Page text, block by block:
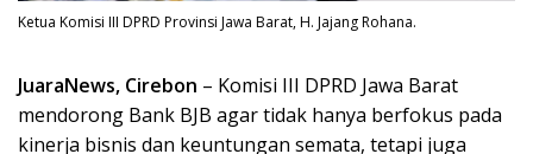
Ketua Komisi III DPRD Provinsi Jawa Barat, H. Jajang Rohana.
JuaraNews, Cirebon – Komisi III DPRD Jawa Barat
mendorong Bank BJB agar tidak hanya berfokus pada
kinerja bisnis dan keuntungan semata, tetapi juga